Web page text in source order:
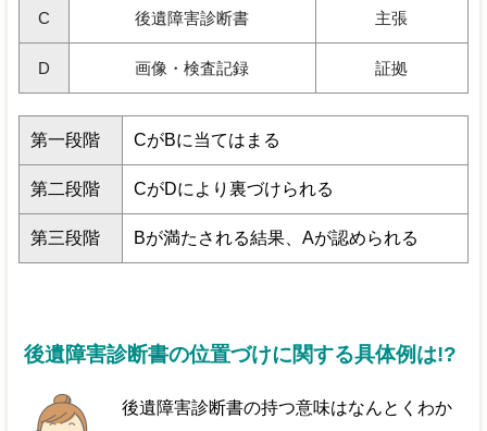
C 後遺障害診断書 主張
D 画像・検査記録 証拠
第一段階 CがBに当てはまる
第二段階 CがDにより裏づけられる
第三段階 Bが満たされる結果、Aが認められる
後遺障害診断書の位置づけに関する具体例は!?
後遺障害診断書の持つ意味はなんとくわか